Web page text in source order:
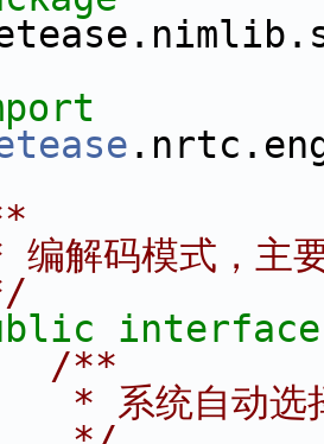
解码模式，主
/**
* 系统自动选